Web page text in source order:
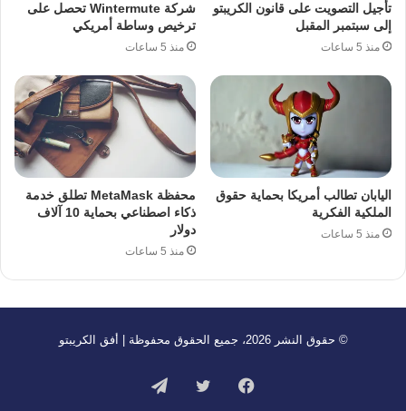
تأجيل التصويت على قانون الكريبتو
إلى سبتمبر المقبل
منذ 5 ساعات
شركة Wintermute تحصل على
ترخيص وساطة أمريكي
منذ 5 ساعات
اليابان تطالب أمريكا بحماية حقوق
الملكية الفكرية
منذ 5 ساعات
محفظة MetaMask تطلق خدمة
ذكاء اصطناعي بحماية 10 آلاف
دولار
منذ 5 ساعات
© حقوق النشر 2026، جميع الحقوق محفوظة | أفق الكريبتو
فيسبوك تويتر تيلقرام